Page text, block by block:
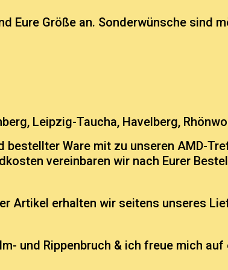
Eure Größe an. Sonderwünsche sind
Leipzig-Taucha, Havelberg,
Ware mit zu unseren AMD-
vereinbaren wir nach Eurer
Artikel erhalten wir seitens unseres
und Rippenbruch & ich freue mich